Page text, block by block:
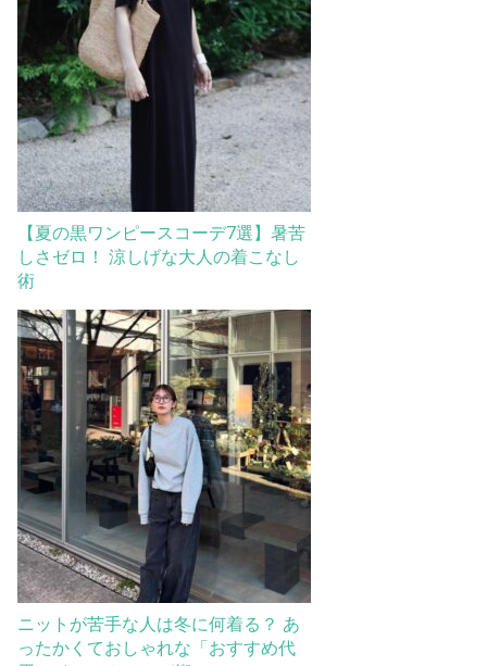
【夏の黒ワンピースコーデ7選】暑苦
しさゼロ！ 涼しげな大人の着こなし
術
ニットが苦手な人は冬に何着る？ あ
ったかくておしゃれな「おすすめ代